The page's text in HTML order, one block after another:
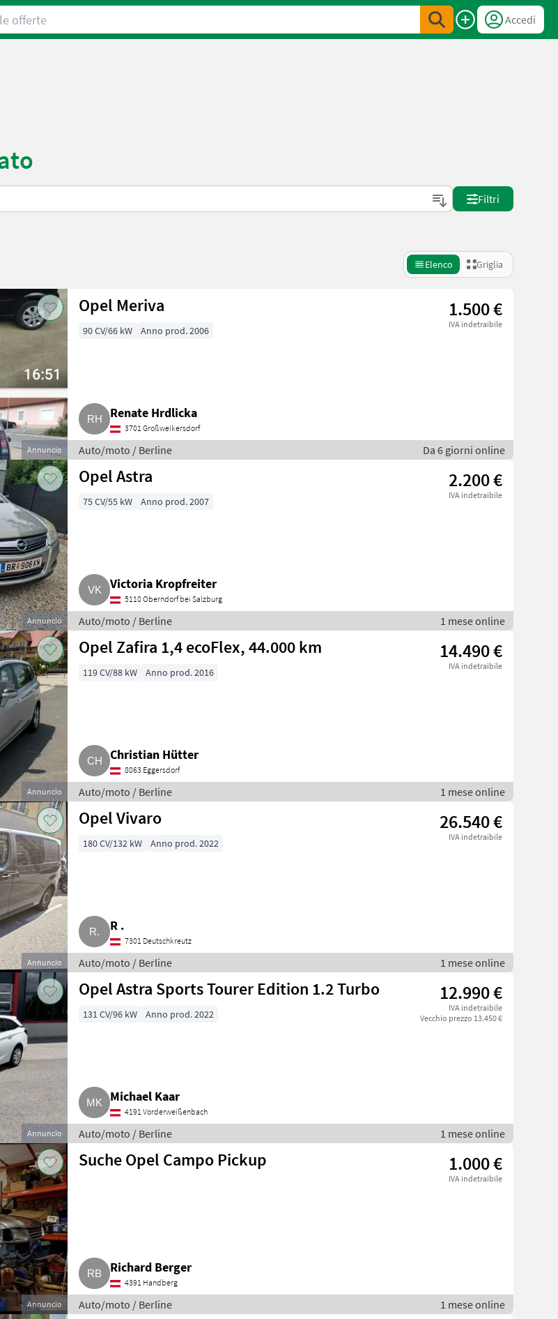
Accedi
Filtri
Elenco Griglia
Annuncio
Opel Meriva 1.500 €
IVA indetraibile
90 CV/66 kW Anno prod. 2006
Renate Hrdlicka
3701 Großweikersdorf
Auto/moto / Berline Da 6 giorni online
Annuncio
Opel Astra 2.200 €
IVA indetraibile
75 CV/55 kW Anno prod. 2007
Victoria Kropfreiter
5110 Oberndorf bei Salzburg
Auto/moto / Berline 1 mese online
Annuncio
Opel Zafira 1,4 ecoFlex, 44.000 km 14.490 €
IVA indetraibile
119 CV/88 kW Anno prod. 2016
Christian Hütter
8063 Eggersdorf
Auto/moto / Berline 1 mese online
Annuncio
Opel Vivaro 26.540 €
IVA indetraibile
180 CV/132 kW Anno prod. 2022
R .
7301 Deutschkreutz
Auto/moto / Berline 1 mese online
Annuncio
Opel Astra Sports Tourer Edition 1.2 Turbo 12.990 €
IVA indetraibile
Vecchio prezzo 13.450 €
131 CV/96 kW Anno prod. 2022
Michael Kaar
4191 Vorderweißenbach
Auto/moto / Berline 1 mese online
Annuncio
Suche Opel Campo Pickup 1.000 €
IVA indetraibile
Richard Berger
4391 Handberg
Auto/moto / Berline 1 mese online